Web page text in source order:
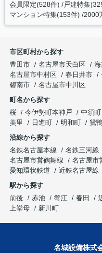
会員限定(528件) 戸建特集
マンション特集(153件) 2000
市区町村から探す
豊田市
名古屋市天白区
名古屋市中村区
春日井市
碧南市
名古屋市中川区
町名から探す
桜
今伊勢町本神戸 中須町
美里
日進町 明和町
鴛
沿線から探す
名鉄名古屋本線
名鉄三河線
名古屋市営鶴舞線
名古屋市
愛知環状鉄道
近鉄名古屋線
駅から探す
前後
赤池 蟹江 春田
上挙母
新川町
名城設備株式